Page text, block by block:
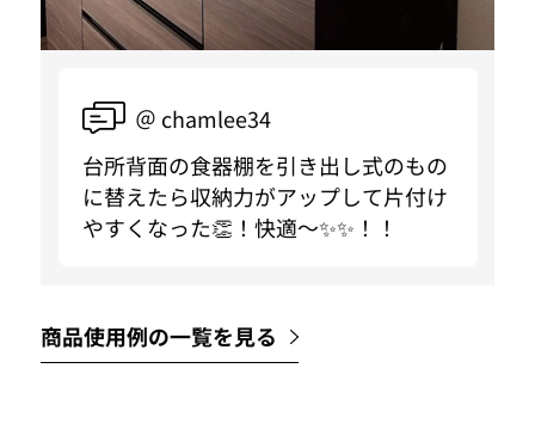
＠ chamlee34
台所背面の食器棚を引き出し式のもの
に替えたら収納力がアップして片付け
やすくなった👏！快適〜✨✨！！
商品使用例の一覧を見る